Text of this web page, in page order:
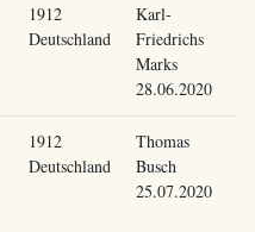
1912
Deutschland
Karl-
Friedrichs
Marks
28.06.2020
1912
Deutschland
Thomas
Busch
25.07.2020